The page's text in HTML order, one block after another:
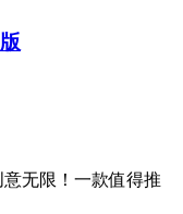
无限！一款值得推